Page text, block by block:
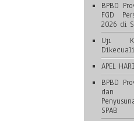
BPBD
FGD
2026 di
Uji
APEL
BPBD
dan
SPAB